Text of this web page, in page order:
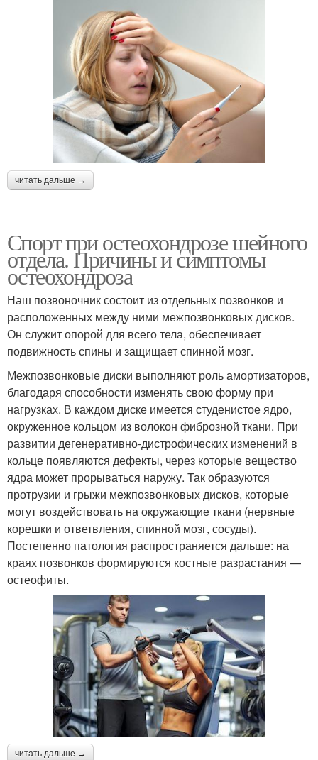
читать дальше →
Спорт при остеохондрозе шейного
отдела. Причины и симптомы
остеохондроза
Наш позвоночник состоит из отдельных позвонков и
расположенных между ними межпозвонковых дисков.
Он служит опорой для всего тела, обеспечивает
подвижность спины и защищает спинной мозг.
Межпозвонковые диски выполняют роль амортизаторов,
благодаря способности изменять свою форму при
нагрузках. В каждом диске имеется студенистое ядро,
окруженное кольцом из волокон фиброзной ткани. При
развитии дегенеративно-дистрофических изменений в
кольце появляются дефекты, через которые вещество
ядра может прорываться наружу. Так образуются
протрузии и грыжи межпозвонковых дисков, которые
могут воздействовать на окружающие ткани (нервные
корешки и ответвления, спинной мозг, сосуды).
Постепенно патология распространяется дальше: на
краях позвонков формируются костные разрастания —
остеофиты.
читать дальше →